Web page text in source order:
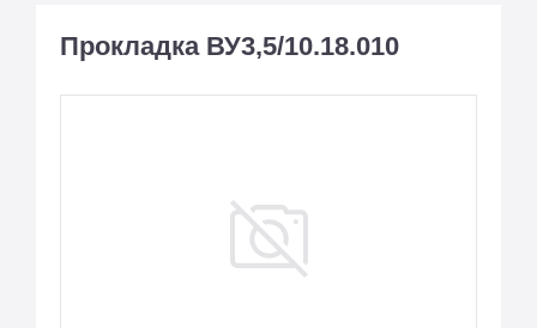
Прокладка ВУ3,5/10.18.010